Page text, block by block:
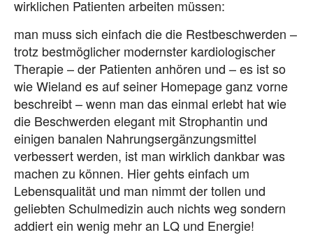
wirklichen Patienten arbeiten müssen:
man muss sich einfach die die Restbeschwerden –
trotz bestmöglicher modernster kardiologischer
Therapie – der Patienten anhören und – es ist so
wie Wieland es auf seiner Homepage ganz vorne
beschreibt – wenn man das einmal erlebt hat wie
die Beschwerden elegant mit Strophantin und
einigen banalen Nahrungsergänzungsmittel
verbessert werden, ist man wirklich dankbar was
machen zu können. Hier gehts einfach um
Lebensqualität und man nimmt der tollen und
geliebten Schulmedizin auch nichts weg sondern
addiert ein wenig mehr an LQ und Energie!